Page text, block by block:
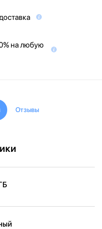
на любую
Отзывы